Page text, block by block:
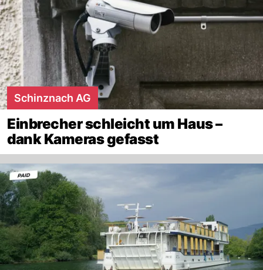
Schinznach AG
Einbrecher schleicht um Haus –
dank Kameras gefasst